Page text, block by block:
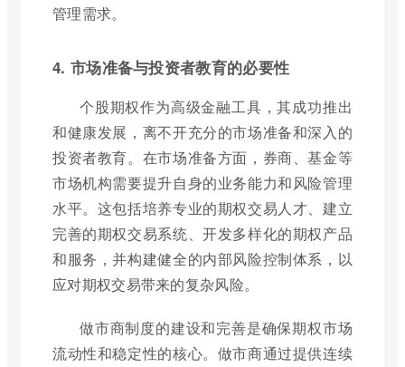
管理需求。
4. 市场准备与投资者教育的必要性
个股期权作为高级金融工具，其成功推出
和健康发展，离不开充分的市场准备和深入的
投资者教育。在市场准备方面，券商、基金等
市场机构需要提升自身的业务能力和风险管理
水平。这包括培养专业的期权交易人才、建立
完善的期权交易系统、开发多样化的期权产品
和服务，并构建健全的内部风险控制体系，以
应对期权交易带来的复杂风险。
做市商制度的建设和完善是确保期权市场
流动性和稳定性的核心。做市商通过提供连续